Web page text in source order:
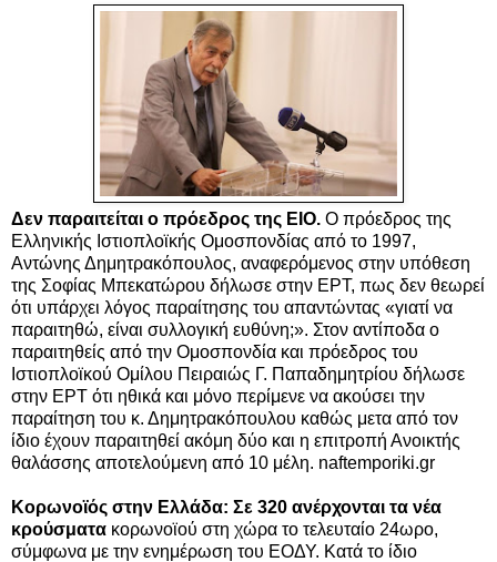
Δεν παραιτείται ο πρόεδρος της ΕΙΟ. Ο πρόεδρος της
Ελληνικής Ιστιοπλοϊκής Ομοσπονδίας από το 1997,
Αντώνης Δημητρακόπουλος, αναφερόμενος στην υπόθεση
της Σοφίας Μπεκατώρου δήλωσε στην ΕΡΤ, πως δεν θεωρεί
ότι υπάρχει λόγος παραίτησης του απαντώντας «γιατί να
παραιτηθώ, είναι συλλογική ευθύνη;». Στον αντίποδα ο
παραιτηθείς από την Ομοσπονδία και πρόεδρος του
Ιστιοπλοϊκού Ομίλου Πειραιώς Γ. Παπαδημητρίου δήλωσε
στην ΕΡΤ ότι ηθικά και μόνο περίμενε να ακούσει την
παραίτηση του κ. Δημητρακόπουλου καθώς μετα από τον
ίδιο έχουν παραιτηθεί ακόμη δύο και η επιτροπή Ανοικτής
θαλάσσης αποτελούμενη από 10 μέλη. naftemporiki.gr
Κορωνοϊός στην Ελλάδα: Σε 320 ανέρχονται τα νέα
κρούσματα κορωνοϊού στη χώρα το τελευταίο 24ωρο,
σύμφωνα με την ενημέρωση του ΕΟΔΥ. Κατά το ίδιο